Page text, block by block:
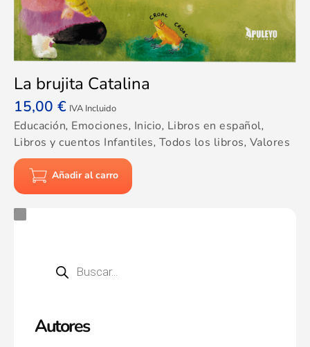
Autores
La brujita Catalina
15,00 € IVA Incluido
Educación, Emociones, Inicio, Libros en español,
Libros y cuentos Infantiles, Todos los libros, Valores
Añadir al carro